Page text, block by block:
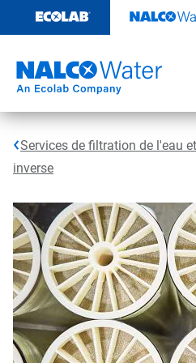
contenu​​​​​​​
Services de filtration de l'eau
inverse